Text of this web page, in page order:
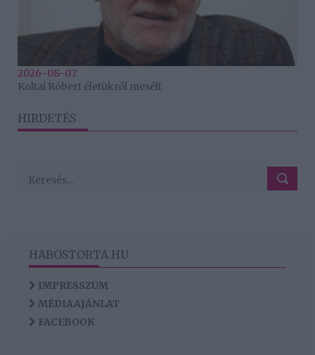
2026-08-07.
Koltai Róbert életükről mesélt
HIRDETÉS
HABOSTORTA.HU
IMPRESSZUM
MÉDIAAJÁNLAT
FACEBOOK